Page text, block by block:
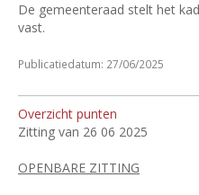
De gemeenteraad stelt het
vast.
Publicatiedatum: 27/06/2025
Overzicht punten
Zitting van 26 06 2025
OPENBARE ZITTING